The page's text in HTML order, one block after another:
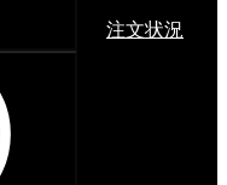
注文状況